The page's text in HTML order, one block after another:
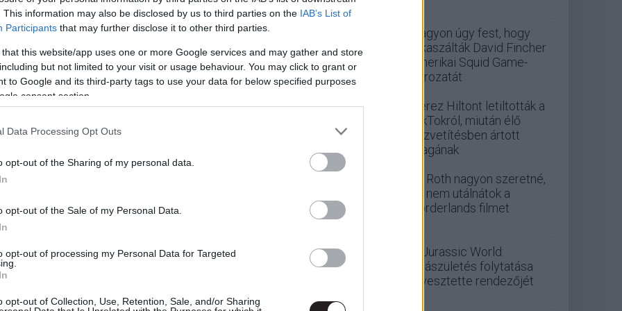
This information may also be disclosed by us to third parties on the IAB’s List of
Participants that may further disclose it to other third parties.
that this website/app uses one or more Google services and may gather and store
but not limited to your visit or usage behaviour. You may click to grant or
to Google and its third-party tags to use your data for below specified purposes
consent section.
Data Processing Opt Outs
opt-out of the Sharing of my personal data.
opt-out of the Sale of my Personal Data.
opt-out of processing my Personal Data for Targeted
opt-out of Collection, Use, Retention, Sale, and/or Sharing
22:03
is eléggé lemondónak tűnt, most viszont valami
legnagyobb titka végre
22:05
ki teremtette meg valójában az Avatar-programot.
és hamu 18 nap alatt átlépte az
10:33
James Cameron új filmjének a mérföldkőhöz.
nélkül elképzelhetetlen,
07:02
Nagyon úgy fest, hogy
elkaszálták David Fincher
amerikai Squid Game-
sorozatát
Perez Hiltont letiltották a
TikTokról, miután élő
közvetítésben ártott
magának
Eli Roth nagyon szeretné,
ha nem utálnátok a
Borderlands filmet
A Jurassic World:
Újjászületés folytatása
elvesztette rendezőjét